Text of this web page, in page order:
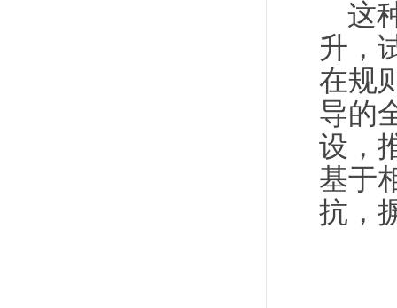
这
升，
在规
导的
设，
基于
抗，